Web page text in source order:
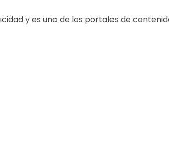
y es uno de los portales de